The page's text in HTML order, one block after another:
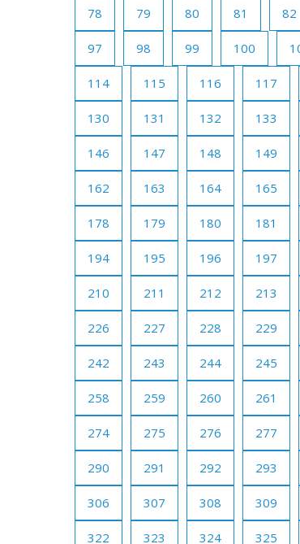
78 79 80 81 82
97 98 99 100
114 115 116 117
130 131 132 133
146 147 148 149
162 163 164 165
178 179 180 181
194 195 196 197
210 211 212 213
226 227 228 229
242 243 244 245
258 259 260 261
274 275 276 277
290 291 292 293
306 307 308 309
322 323 324 325